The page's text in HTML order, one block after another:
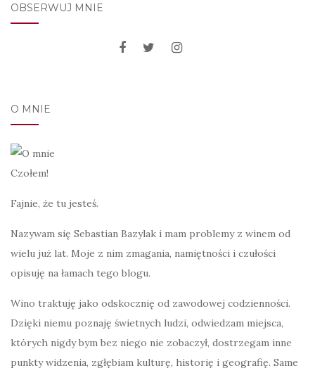
OBSERWUJ MNIE
O MNIE
Czołem!
Fajnie, że tu jesteś.
Nazywam się Sebastian Bazylak i mam problemy z winem od
wielu już lat. Moje z nim zmagania, namiętności i czułości
opisuję na łamach tego blogu.
Wino traktuję jako odskocznię od zawodowej codzienności.
Dzięki niemu poznaję świetnych ludzi, odwiedzam miejsca,
których nigdy bym bez niego nie zobaczył, dostrzegam inne
punkty widzenia, zgłębiam kulturę, historię i geografię. Same